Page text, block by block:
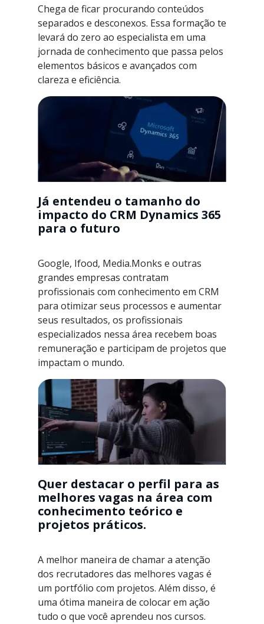
Chega de ficar procurando conteúdos
separados e desconexos. Essa formação te
levará do zero ao especialista em uma
jornada de conhecimento que passa pelos
elementos básicos e avançados com
clareza e eficiência.
Já entendeu o tamanho do
impacto do CRM Dynamics 365
para o futuro
Google, Ifood, Media.Monks e outras
grandes empresas contratam
profissionais com conhecimento em CRM
para otimizar seus processos e aumentar
seus resultados, os profissionais
especializados nessa área recebem boas
remuneração e participam de projetos que
impactam o mundo.
Quer destacar o perfil para as
melhores vagas na área com
conhecimento teórico e
projetos práticos.
A melhor maneira de chamar a atenção
dos recrutadores das melhores vagas é
um portfólio com projetos. Além disso, é
uma ótima maneira de colocar em ação
tudo o que você aprendeu nos cursos.